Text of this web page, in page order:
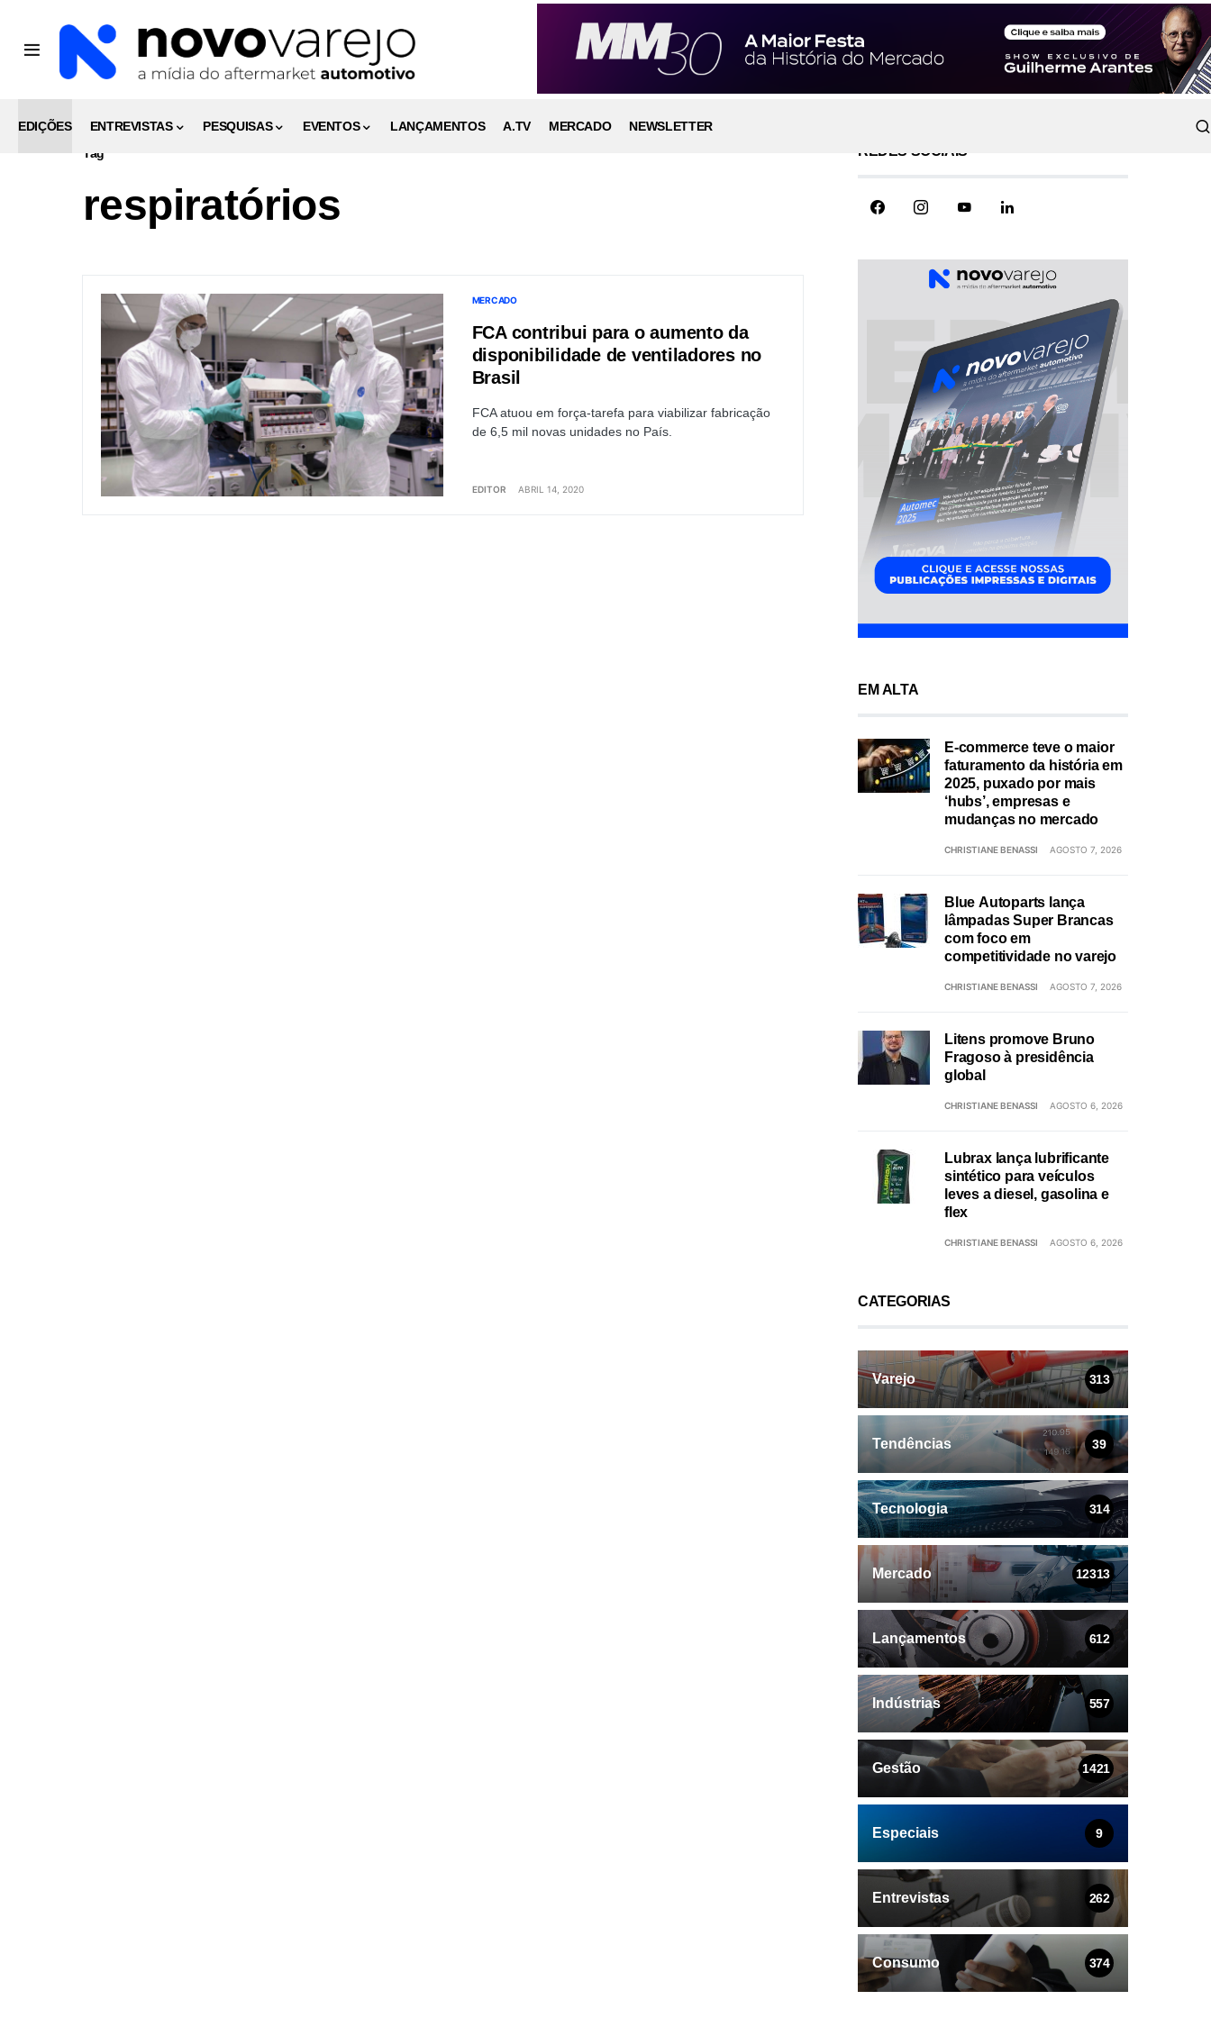
EDIÇÕES ENTREVISTAS PESQUISAS EVENTOS LANÇAMENTOS A.TV MERCADO
NEWSLETTER
Tag
respiratórios
MERCADO
FCA contribui para o aumento da
disponibilidade de ventiladores no
Brasil
FCA atuou em força-tarefa para viabilizar fabricação
de 6,5 mil novas unidades no País.
EDITOR ABRIL 14, 2020
REDES SOCIAIS
EM ALTA
E-commerce teve o maior
faturamento da história em
2025, puxado por mais
‘hubs’, empresas e
mudanças no mercado
CHRISTIANE BENASSI AGOSTO 7, 2026
Blue Autoparts lança
lâmpadas Super Brancas
com foco em
competitividade no varejo
CHRISTIANE BENASSI AGOSTO 7, 2026
Litens promove Bruno
Fragoso à presidência
global
CHRISTIANE BENASSI AGOSTO 6, 2026
Lubrax lança lubrificante
sintético para veículos
leves a diesel, gasolina e
flex
CHRISTIANE BENASSI AGOSTO 6, 2026
CATEGORIAS
Varejo 313
Tendências 39
Tecnologia 314
Mercado 12313
Lançamentos 612
Indústrias 557
Gestão 1421
Especiais 9
Entrevistas 262
Consumo 374